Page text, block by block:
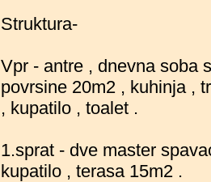
Struktura-
Vpr - antre , dnevna soba
povrsine 20m2 , kuhinja ,
, kupatilo , toalet .
1.sprat - dve master
kupatilo , terasa 15m2 .